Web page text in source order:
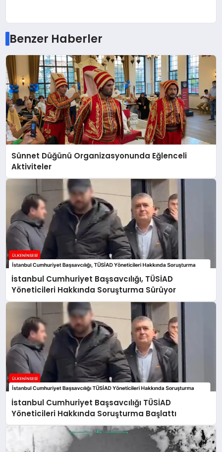
Benzer Haberler
Sünnet Düğünü Organizasyonunda Eğlenceli
Aktiviteler
İstanbul Cumhuriyet Başsavcılığı, TÜSİAD
Yöneticileri Hakkında Soruşturma Sürüyor
İstanbul Cumhuriyet Başsavcılığı TÜSİAD
Yöneticileri Hakkında Soruşturma Başlattı